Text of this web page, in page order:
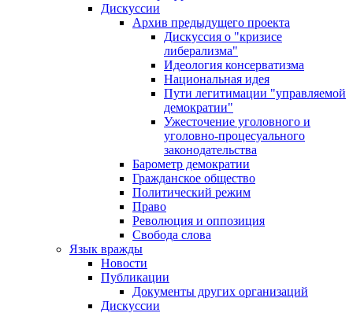
Дискуссии
Архив предыдущего проекта
Дискуссия о "кризисе
либерализма"
Идеология консерватизма
Национальная идея
Пути легитимации "управляемой
демократии"
Ужесточение уголовного и
уголовно-процесуального
законодательства
Барометр демократии
Гражданское общество
Политический режим
Право
Революция и оппозиция
Свобода слова
Язык вражды
Новости
Публикации
Документы других организаций
Дискуссии